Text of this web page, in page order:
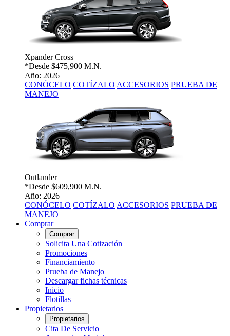
Xpander Cross
*Desde $475,900 M.N.
Año: 2026
CONÓCELO COTÍZALO ACCESORIOS PRUEBA DE
MANEJO
Outlander
*Desde $609,900 M.N.
Año: 2026
CONÓCELO COTÍZALO ACCESORIOS PRUEBA DE
MANEJO
Comprar
Comprar
Solicita Una Cotización
Promociones
Financiamiento
Prueba de Manejo
Descargar fichas técnicas
Inicio
Flotillas
Propietarios
Propietarios
Cita De Servicio